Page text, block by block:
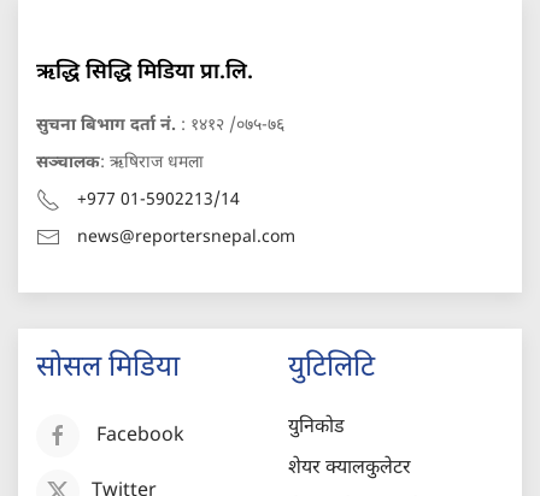
ऋद्धि सिद्धि मिडिया प्रा.लि.
सुचना बिभाग दर्ता नं. : १४१२ /०७५-७६
सञ्चालक: ऋषिराज धमला
+977 01-5902213/14
news@reportersnepal.com
सोसल मिडिया
Facebook
युटिलिटि
युनिकोड
शेयर क्यालकुलेटर